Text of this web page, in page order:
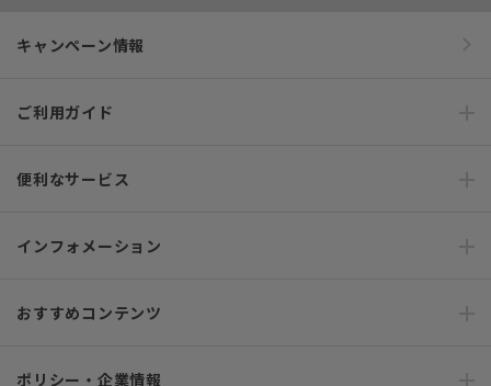
キャンペーン情報
ご利用ガイド
便利なサービス
インフォメーション
おすすめコンテンツ
ポリシー・企業情報